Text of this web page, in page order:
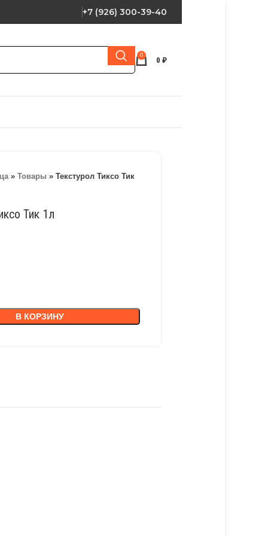
+7 (926) 300-39-40
0
0 ₽
» Товары » Текстурол Тиксо Тик
Тик 1л
В КОРЗИНУ